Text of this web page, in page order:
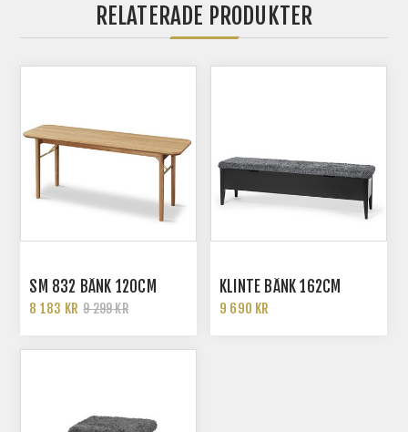
RELATERADE PRODUKTER
SM 832 BÄNK 120CM
8 183 KR 9 299 KR
KLINTE BÄNK 162CM
9 690 KR